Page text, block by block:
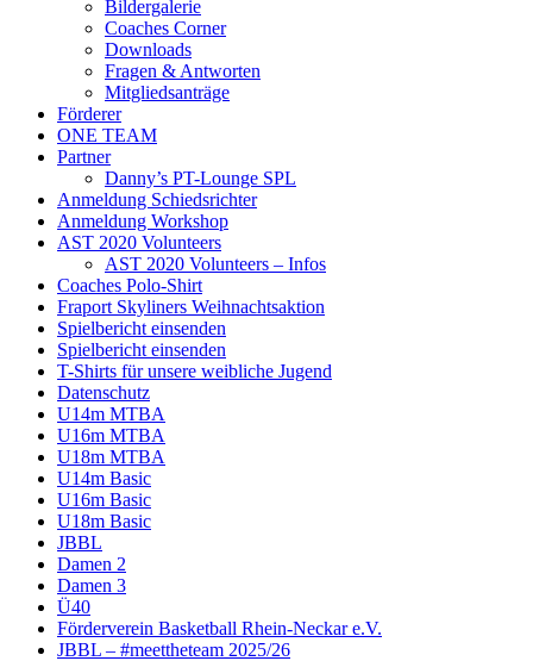
Bildergalerie
Coaches Corner
Downloads
Fragen & Antworten
Mitgliedsanträge
Förderer
ONE TEAM
Partner
Danny’s PT-Lounge SPL
Anmeldung Schiedsrichter
Anmeldung Workshop
AST 2020 Volunteers
AST 2020 Volunteers – Infos
Coaches Polo-Shirt
Fraport Skyliners Weihnachtsaktion
Spielbericht einsenden
Spielbericht einsenden
T-Shirts für unsere weibliche Jugend
Datenschutz
U14m MTBA
U16m MTBA
U18m MTBA
U14m Basic
U16m Basic
U18m Basic
JBBL
Damen 2
Damen 3
Ü40
Förderverein Basketball Rhein-Neckar e.V.
JBBL – #meettheteam 2025/26